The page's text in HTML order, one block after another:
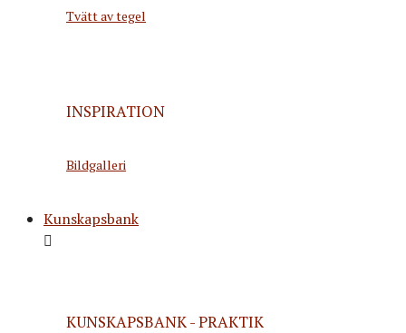
Tvätt av tegel
INSPIRATION
Bildgalleri
Kunskapsbank
KUNSKAPSBANK - PRAKTIK